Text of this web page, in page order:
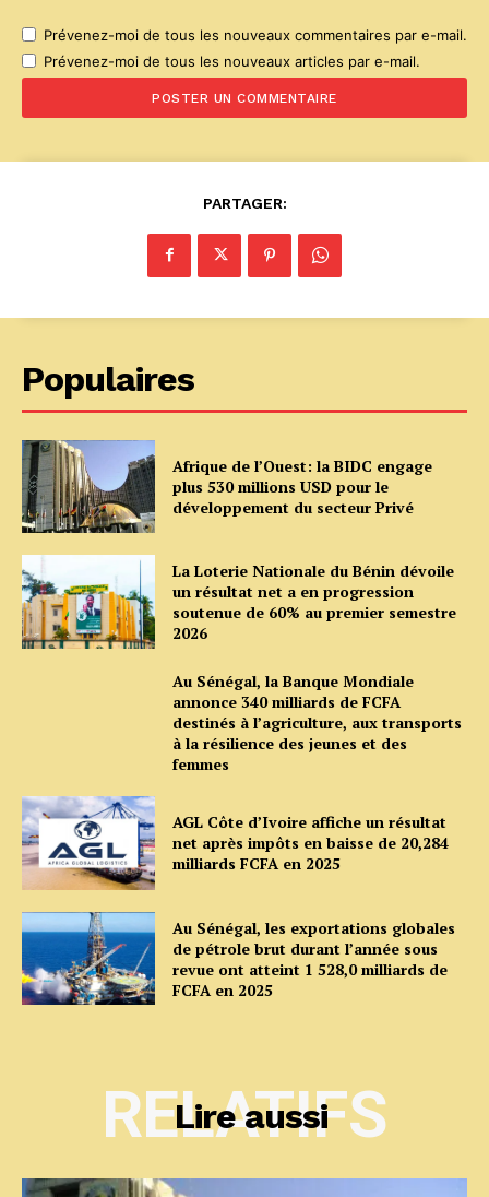
Prévenez-moi de tous les nouveaux commentaires par e-mail.
Prévenez-moi de tous les nouveaux articles par e-mail.
PARTAGER:
Populaires
Afrique de l’Ouest: la BIDC engage
plus 530 millions USD pour le
développement du secteur Privé
La Loterie Nationale du Bénin dévoile
un résultat net a en progression
soutenue de 60% au premier semestre
2026
Au Sénégal, la Banque Mondiale
annonce 340 milliards de FCFA
destinés à l’agriculture, aux transports
à la résilience des jeunes et des
femmes
AGL Côte d’Ivoire affiche un résultat
net après impôts en baisse de 20,284
milliards FCFA en 2025
Au Sénégal, les exportations globales
de pétrole brut durant l’année sous
revue ont atteint 1 528,0 milliards de
FCFA en 2025
Lire aussi
RELATIFS